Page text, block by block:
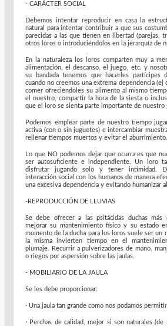
- CARÁCTER SOCIAL
Debemos intentar reproducir en casa la
natural para intentar contribuir a que sus
parecidas a las que tienen en libertad (parejas,
otros loros o introduciéndolos en la jerarquía de
En la naturaleza los loros comparten muy a
alimentación, el descanso, el juego, etc. y
su bandada tenemos que hacerles
cuando no creemos una extrema dependencia (ej
comer ofreciéndoles su alimento al mismo
el nuestro, compartir la hora de la siesta o
que el loro se sienta parte importante de nuestro
Podemos emplear parte de nuestro tiempo
activa (con o sin juguetes) e intercambiar
rellenar tiempos muertos y evitar el aburrimiento.
Lo que NO podemos dejar que ocurra es que
ser autosuficiente e independiente. Un loro
disfrutar jugando solo y tener intimidad.
interacción social con los humanos de manera
una excesiva dependencia y evitando humanizar
-REPRODUCCIÓN DE LLUVIAS
Se debe ofrecer a las psitácidas duchas más
mejorar su mantenimiento físico y su estado
momento de la ducha para los loros suele ser un
la misma invierten tiempo en el
plumaje. Recurrir a pulverizadores de mano,
o riegos por aspersión sobre las jaulas.
- MOBILIARIO DE LA JAULA
Se les debe proporcionar:
· Una jaula tan grande como nos podamos permitir.
· Perchas de calidad, mejor si son naturales